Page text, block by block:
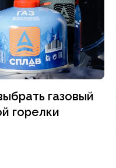
газовый
горелки